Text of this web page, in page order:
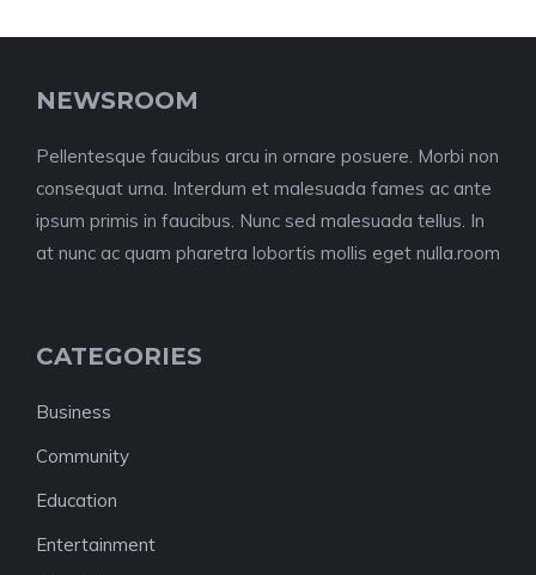
NEWSROOM
Pellentesque faucibus arcu in ornare posuere. Morbi non
consequat urna. Interdum et malesuada fames ac ante
ipsum primis in faucibus. Nunc sed malesuada tellus. In
at nunc ac quam pharetra lobortis mollis eget nulla.room
CATEGORIES
Business
Community
Education
Entertainment